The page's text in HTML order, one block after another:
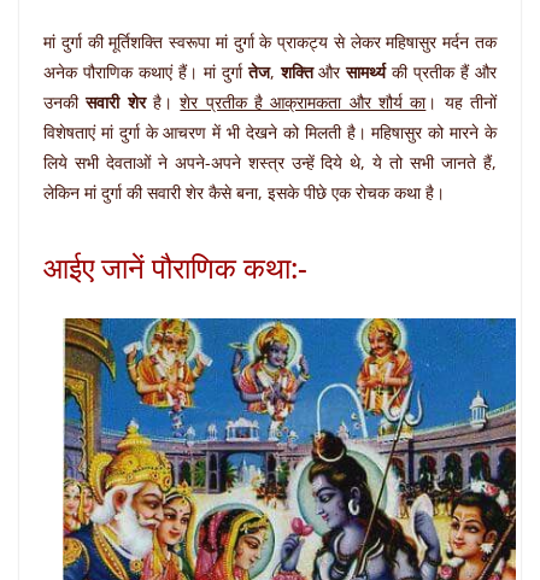
मां दुर्गा की मूर्तिशक्ति स्वरूपा मां दुर्गा के प्राकट्य से लेकर महिषासुर मर्दन तक
अनेक पौराणिक कथाएं हैं। मां दुर्गातेज,शक्तिऔरसामर्थ्यकी प्रतीक हैं और
उनकीसवारी शेरहै।शेर प्रतीक है आक्रामकता और शौर्य का। यह तीनों
विशेषताएं मां दुर्गा के आचरण में भी देखने को मिलती है। महिषासुर को मारने के
लिये सभी देवताओं ने अपने-अपने शस्त्र उन्हें दिये थे, ये तो सभी जानते हैं,
लेकिन मां दुर्गा की सवारी शेर कैसे बना, इसके पीछे एक रोचक कथा है।
आईए जानें पौराणिक कथा:-